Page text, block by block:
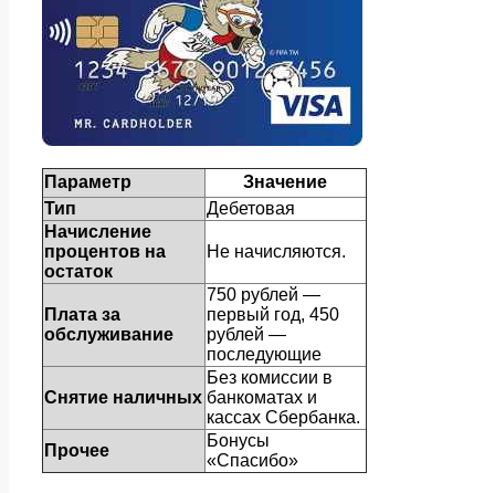
Параметр
Значение
Тип
Дебетовая
Начисление
процентов на
остаток
Не начисляются.
Плата за
обслуживание
750 рублей —
первый год, 450
рублей —
последующие
Снятие наличных
Без комиссии в
банкоматах и
кассах Сбербанка.
Прочее
Бонусы
«Спасибо»